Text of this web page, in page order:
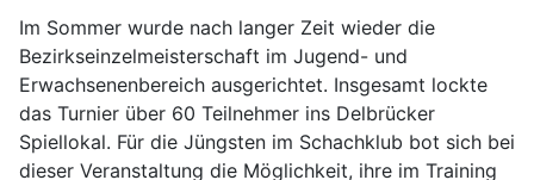
Im Sommer wurde nach langer Zeit wieder die
Bezirkseinzelmeisterschaft im Jugend- und
Erwachsenenbereich ausgerichtet. Insgesamt lockte
das Turnier über 60 Teilnehmer ins Delbrücker
Spiellokal. Für die Jüngsten im Schachklub bot sich bei
dieser Veranstaltung die Möglichkeit, ihre im Training